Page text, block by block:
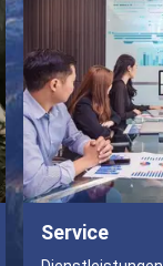
Service